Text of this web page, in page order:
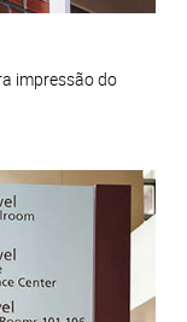
impressão do